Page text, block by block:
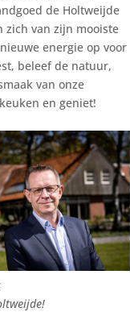
de Holtweijde
zich van zijn mooiste
energie op voor
beleef de natuur,
van onze
en geniet!